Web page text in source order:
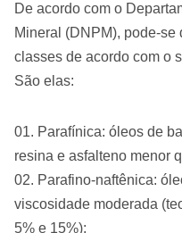
De acordo com o
Mineral (DNPM), pode-
classes de acordo com o
São elas:
Parafínica: óleos de
resina e asfalteno menor
Parafino-naftênica:
viscosidade moderada
5% e 15%);